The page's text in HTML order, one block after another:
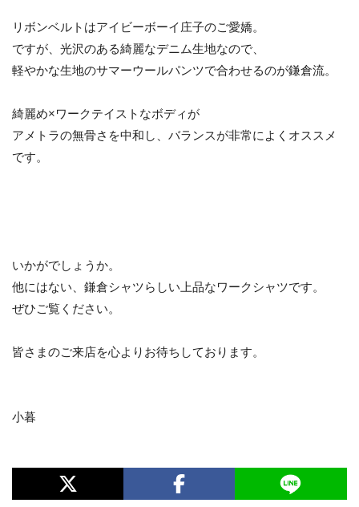
リボンベルトはアイビーボーイ庄子のご愛嬌。
ですが、光沢のある綺麗なデニム生地なので、
軽やかな生地のサマーウールパンツで合わせるのが鎌倉流。
綺麗め×ワークテイストなボディが
アメトラの無骨さを中和し、バランスが非常によくオススメ
です。
いかがでしょうか。
他にはない、鎌倉シャツらしい上品なワークシャツです。
ぜひご覧ください。
皆さまのご来店を心よりお待ちしております。
小暮